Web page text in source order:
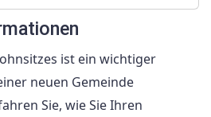
ist ein wichtiger
neuen Gemeinde
Sie, wie Sie Ihren